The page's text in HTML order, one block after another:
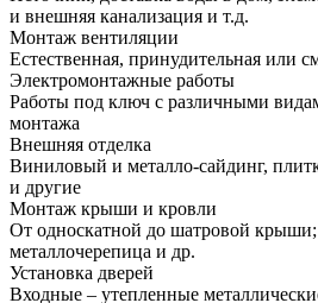
и внешняя канализация и т.д.
Монтаж вентиляции
Естественная, принудительная или
Электромонтажные работы
Работы под ключ с различными
монтажа
Внешняя отделка
Виниловый и металло-сайдинг,
и другие
Монтаж крыши и кровли
От односкатной до шатровой крыши;
металлочерепица и др.
Установка дверей
Входные – утепленные